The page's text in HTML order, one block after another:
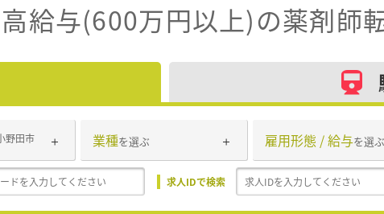
高給与(600万円以上)の薬剤師
野田市 業種を選ぶ 雇用形態 / 給与を選ぶ
求人IDで検索